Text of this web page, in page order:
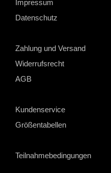
Impressum
Datenschutz
Zahlung und Versand
Widerrufsrecht
AGB
Kundenservice
Größentabellen
Teilnahmebedingungen